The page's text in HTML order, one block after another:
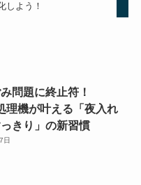
しよう！
問題に終止符！
理機が叶える「夜入れ
きり」の新習慣
日